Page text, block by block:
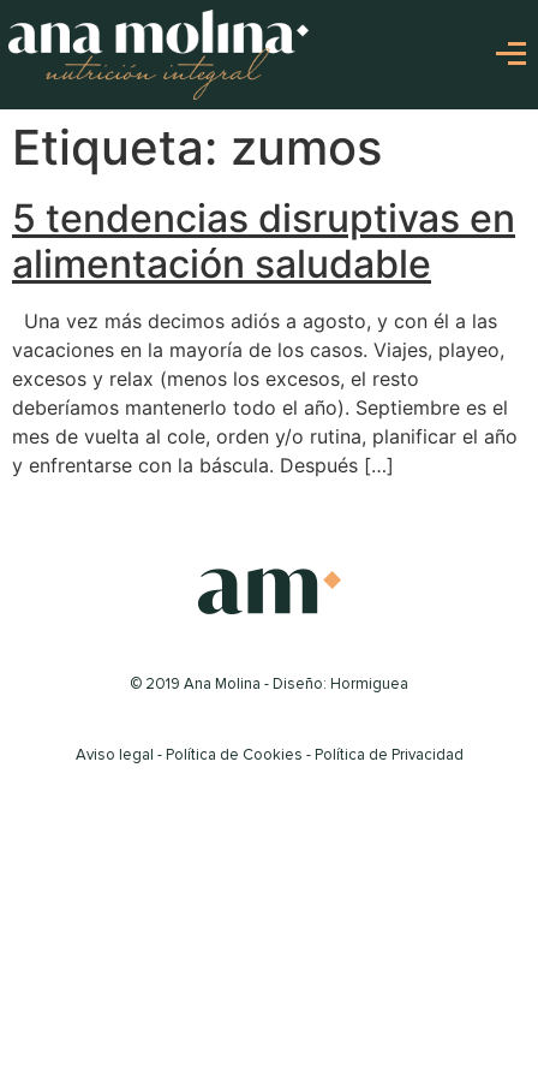
Etiqueta: zumos
5 tendencias disruptivas en
alimentación saludable
Una vez más decimos adiós a agosto, y con él a las
vacaciones en la mayoría de los casos. Viajes, playeo,
excesos y relax (menos los excesos, el resto
deberíamos mantenerlo todo el año). Septiembre es el
mes de vuelta al cole, orden y/o rutina, planificar el año
y enfrentarse con la báscula. Después […]
© 2019 Ana Molina - Diseño: Hormiguea
Aviso legal - Política de Cookies - Política de Privacidad